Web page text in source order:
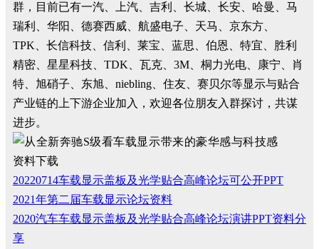
群，目前已有一汽、上汽、吉利、长城、长安、哈曼、马
瑞利、华阳、德赛西威、航盛电子、天马、京东方、
TPK、长信科技、信利、莱宝、蓝思、伯恩、特宜、胜利
精密、星星科技、TDK、瓦克、3M、桐力光电、康宁、肖
特、旭硝子、东旭、niebling、住友、赛贝尔等显示与贴合
产业链的上下游企业加入，欢迎各位朋友入群探讨，共谋
进步。
资料下载
20220714车载显示盖板及光学贴合高峰论坛可公开PPT
2021年第二届车载显示论坛资料
2020汽车车载显示盖板及光学贴合高峰论坛演讲PPT资料分
享